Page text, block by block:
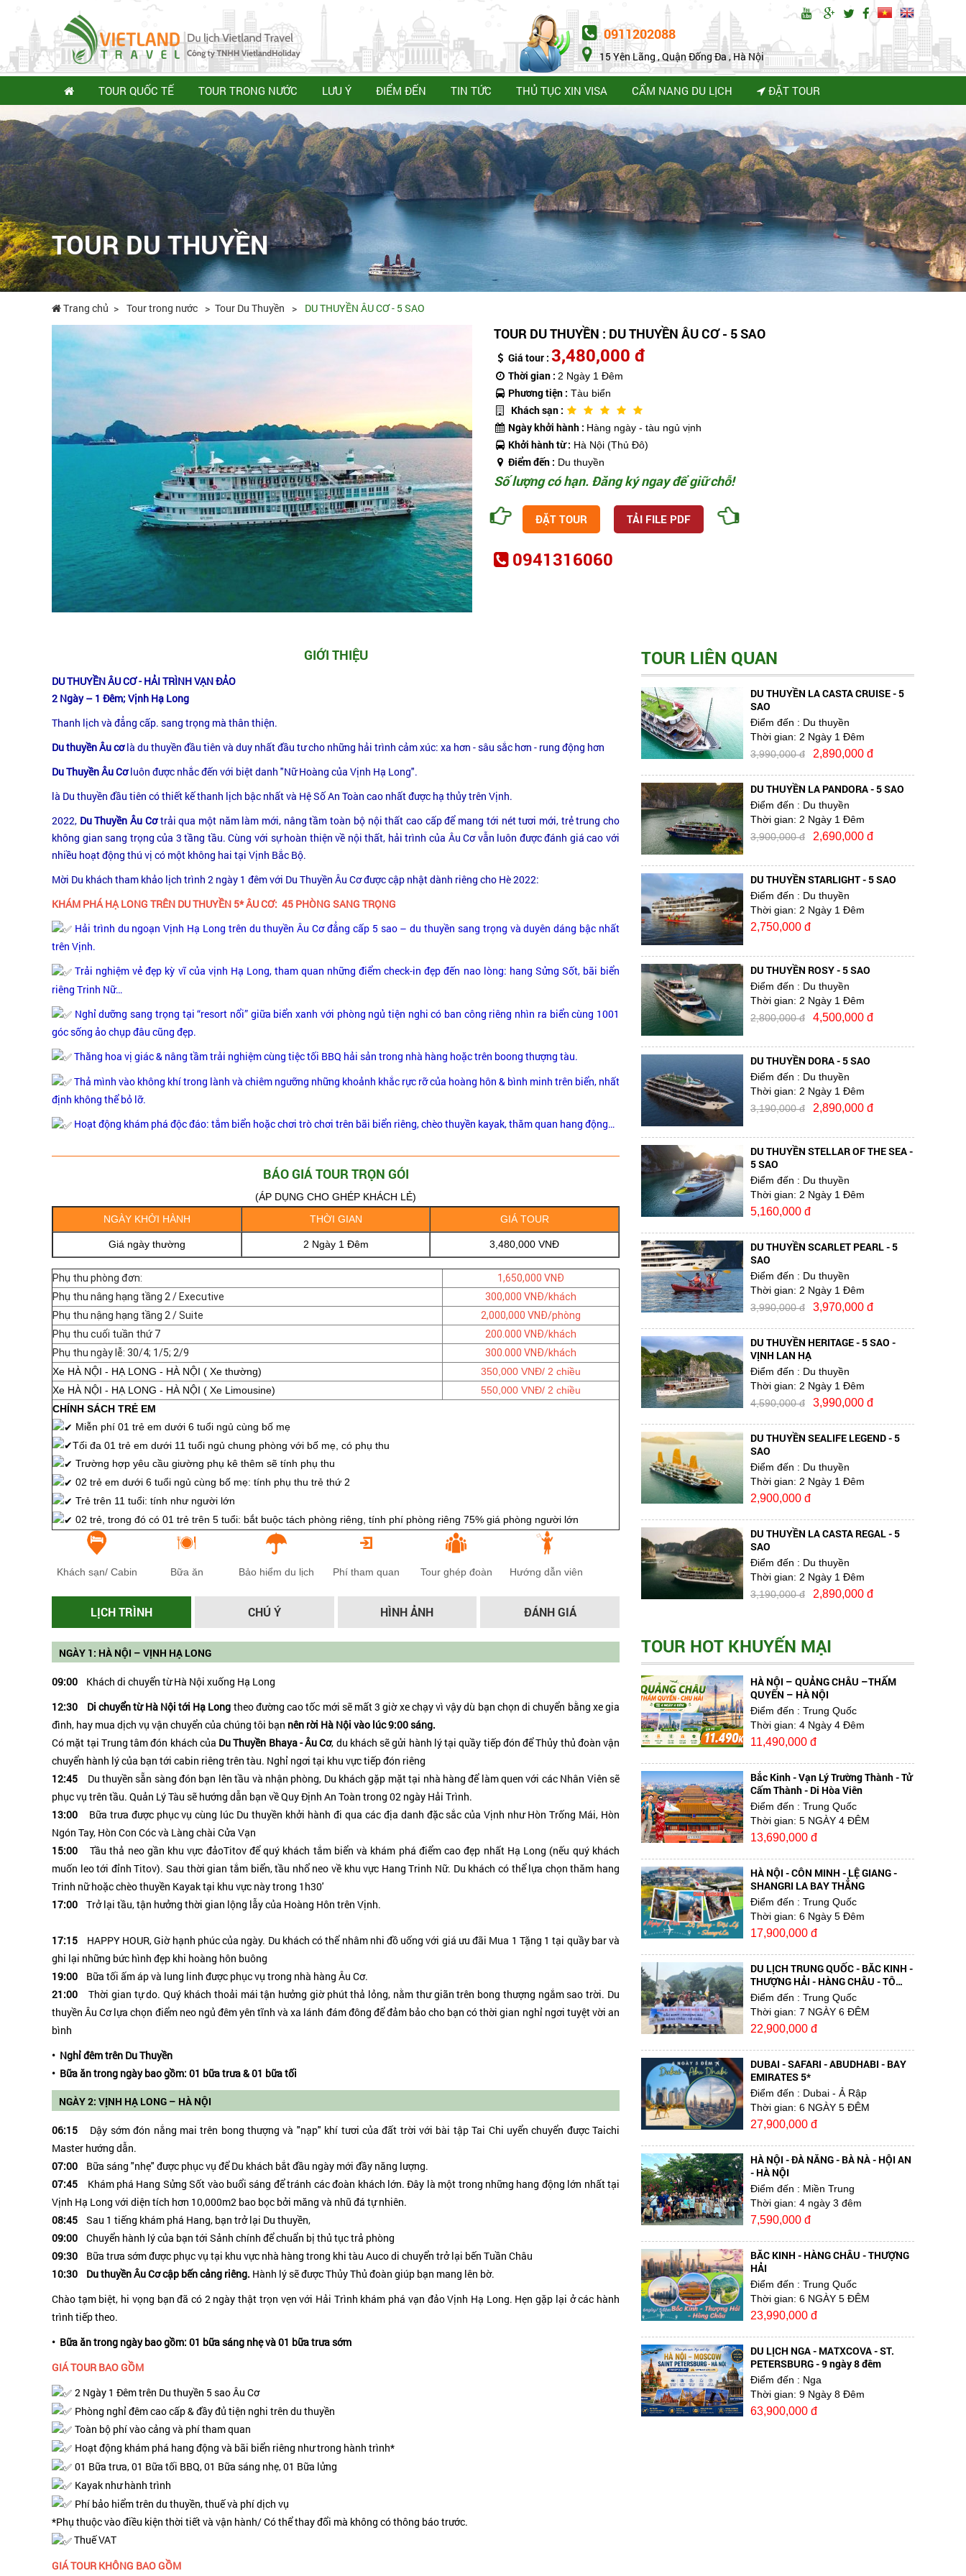
0911202088
15 Yên Lãng , Quận Đống Đa , Hà Nội
TOUR QUỐC TẾ TOUR TRONG NƯỚC LƯU Ý ĐIỂM ĐẾN TIN TỨC THỦ TỤC XIN VISA CẨM NANG DU LỊCH ĐẶT TOUR
TOUR DU THUYỀN
Trang chủ Tour trong nước Tour Du Thuyền DU THUYỀN ÂU CƠ - 5 SAO
TOUR DU THUYỀN : DU THUYỀN ÂU CƠ - 5 SAO
Giá tour : 3,480,000 đ
Thời gian : 2 Ngày 1 Đêm
Phương tiện : Tàu biển
Khách sạn :
Ngày khởi hành : Hàng ngày - tàu ngủ vịnh
Khởi hành từ : Hà Nội (Thủ Đô)
Điểm đến : Du thuyền
Số lượng có hạn. Đăng ký ngay để giữ chỗ!
ĐẶT TOUR TẢI FILE PDF
0941316060
GIỚI THIỆU
DU THUYỀN ÂU CƠ - HẢI TRÌNH VẠN ĐẢO
2 Ngày – 1 Đêm; Vịnh Hạ Long
Thanh lịch và đẳng cấp. sang trọng mà thân thiện.
Du thuyền Âu cơlà du thuyền đầu tiên và duy nhất đầu tư cho những hải trình cảm xúc: xa hơn - sâu sắc hơn - rung động hơn
Du Thuyền Âu Cơluôn được nhắc đến với biệt danh "Nữ Hoàng của Vịnh Hạ Long".
là Du thuyền đầu tiên có thiết kế thanh lịch bậc nhất và Hệ Số An Toàn cao nhất được hạ thủy trên Vịnh.
2022, Du Thuyền Âu Cơtrải qua một năm làm mới, nâng tầm toàn bộ nội thất cao cấp để mang tới nét tươi mới, trẻ trung cho
không gian sang trọng của 3 tầng tầu. Cùng với sự hoàn thiện về nội thất, hải trình của Âu Cơ vẫn luôn được đánh giá cao với
nhiều hoạt động thú vị có một không hai tại Vịnh Bắc Bộ.
Mời Du khách tham khảo lịch trình 2 ngày 1 đêm với Du Thuyền Âu Cơ được cập nhật dành riêng cho Hè 2022:
KHÁM PHÁ HẠ LONG TRÊN DU THUYỀN 5* ÂU CƠ: 45 PHÒNG SANG TRỌNG
Hải trình du ngoạn Vịnh Hạ Long trên du thuyền Âu Cơ đẳng cấp 5 sao – du thuyền sang trọng và duyên dáng bậc nhất
trên Vịnh.
Trải nghiệm vẻ đẹp kỳ vĩ của vịnh Hạ Long, tham quan những điểm check-in đẹp đến nao lòng: hang Sửng Sốt, bãi biển
riêng Trinh Nữ…
Nghỉ dưỡng sang trọng tại “resort nổi” giữa biển xanh với phòng ngủ tiện nghi có ban công riêng nhìn ra biển cùng 1001
góc sống ảo chụp đâu cũng đẹp.
Thăng hoa vị giác & nâng tầm trải nghiệm cùng tiệc tối BBQ hải sản trong nhà hàng hoặc trên boong thượng tàu.
Thả mình vào không khí trong lành và chiêm ngưỡng những khoảnh khắc rực rỡ của hoàng hôn & bình minh trên biển, nhất
định không thể bỏ lỡ.
Hoạt động khám phá độc đáo: tắm biển hoặc chơi trò chơi trên bãi biển riêng, chèo thuyền kayak, thăm quan hang động…
BÁO GIÁ TOUR TRỌN GÓI
(ÁP DỤNG CHO GHÉP KHÁCH LẺ)
NGÀY KHỞI HÀNH
THỜI GIAN GIÁ TOUR
Giá ngày thường 2 Ngày 1 Đêm 3,480,000 VNĐ
Phụ thu phòng đơn:
1,650,000 VNĐ
Phụ thu nâng hạng tầng 2 / Executive
300,000 VNĐ/khách
Phụ thu nậng hạng tầng 2 / Suite
2,000,000 VNĐ/phòng
Phụ thu cuối tuần thứ 7
200.000 VNĐ/khách
Phụ thu ngày lễ: 30/4; 1/5; 2/9
300.000 VNĐ/khách
Xe HÀ NỘI - HẠ LONG - HÀ NỘI ( Xe thường)
350,000 VNĐ/ 2 chiều
Xe HÀ NỘI - HẠ LONG - HÀ NỘI ( Xe Limousine)
550,000 VNĐ/ 2 chiều
CHÍNH SÁCH TRẺ EM
Miễn phí 01 trẻ em dưới 6 tuổi ngủ cùng bố mẹ
Tối đa 01 trẻ em dưới 11 tuổi ngủ chung phòng với bố mẹ, có phụ thu
Trường hợp yêu cầu giường phụ kê thêm sẽ tính phụ thu
02 trẻ em dưới 6 tuổi ngủ cùng bố mẹ: tính phụ thu trẻ thứ 2
Trẻ trên 11 tuổi: tính như người lớn
02 trẻ, trong đó có 01 trẻ trên 5 tuổi: bắt buộc tách phòng riêng, tính phí phòng riêng 75% giá phòng người lớn
Khách sạn/ Cabin Bữa ăn Bảo hiểm du lịch Phí tham quan Tour ghép đoàn Hướng dẫn viên
LỊCH TRÌNH CHÚ Ý HÌNH ẢNH ĐÁNH GIÁ
NGÀY 1: HÀ NỘI – VỊNH HẠ LONG
09:00 Khách di chuyển từ Hà Nội xuống Hạ Long
12:30
Di chuyển từ Hà Nội tới Hạ Long theo đường cao tốc mới sẽ mất 3 giờ xe chạy vì vậy dù bạn chọn di chuyển bằng xe gia
đình, hay mua dịch vụ vận chuyển của chúng tôi bạn nên rời Hà Nội vào lúc 9:00 sáng.
Có mặt tại Trung tâm đón khách của Du Thuyền Bhaya - Âu Cơ, du khách sẽ gửi hành lý tại quầy tiếp đón để Thủy thủ đoàn vận
chuyển hành lý của bạn tới cabin riêng trên tàu. Nghỉ ngơi tại khu vực tiếp đón riêng
12:45 Du thuyền sẵn sàng đón bạn lên tầu và nhận phòng, Du khách gặp mặt tại nhà hàng để làm quen với các Nhân Viên sẽ
phục vụ trên tầu. Quản Lý Tàu sẽ hướng dẫn bạn về Quy Định An Toàn trong 02 ngày Hải Trình.
13:00 Bữa trưa được phục vụ cùng lúc Du thuyền khởi hành đi qua các địa danh đặc sắc của Vịnh như Hòn Trống Mái, Hòn
Ngón Tay, Hòn Con Cóc và Làng chài Cửa Vạn
15:00 Tầu thả neo gần khu vực đảoTitov để quý khách tắm biển và khám phá điểm cao đẹp nhất Hạ Long (nếu quý khách
muốn leo tới đỉnh Titov). Sau thời gian tắm biển, tầu nhổ neo về khu vực Hang Trinh Nữ. Du khách có thể lựa chọn thăm hang
Trinh nữ hoặc chèo thuyền Kayak tại khu vực này trong 1h30'
17:00 Trở lại tầu, tận hưởng thời gian lộng lẫy của Hoàng Hôn trên Vịnh.
17:15 HAPPY HOUR, Giờ hạnh phúc của ngày. Du khách có thể nhâm nhi đồ uống với giá ưu đãi Mua 1 Tặng 1 tại quầy bar và
ghi lại những bức hình đẹp khi hoàng hôn buông
19:00
Bữa tối ấm áp và lung linh được phục vụ trong nhà hàng Âu Cơ.
21:00
Thời gian tự do. Quý khách thoải mái tận hưởng giờ phút thả lỏng, nằm thư giãn trên bong thượng ngắm sao trời. Du
thuyền Âu Cơ lựa chọn điểm neo ngủ đêm yên tĩnh và xa lánh đám đông để đảm bảo cho bạn có thời gian nghỉ ngơi tuyệt vời an
bình
• Nghỉ đêm trên Du Thuyền
• Bữa ăn trong ngày bao gồm: 01 bữa trưa & 01 bữa tối
NGÀY 2: VỊNH HẠ LONG – HÀ NỘI
06:15
Dậy sớm đón nắng mai trên bong thượng và "nạp" khí tươi của đất trời với bài tập Tai Chi uyển chuyển được Taichi
Master hướng dẫn.
07:00 Bữa sáng "nhẹ" được phục vụ để Du khách bắt đầu ngày mới đầy năng lượng.
07:45 Khám phá Hang Sửng Sốt vào buổi sáng để tránh các đoàn khách lớn. Đây là một trong những hang động lớn nhất tại
Vịnh Hạ Long với diện tích hơn 10,000m2 bao bọc bởi măng và nhũ đá tự nhiên.
08:45
Sau 1 tiếng khám phá Hang, bạn trở lại Du thuyền,
09:00 Chuyển hành lý của bạn tới Sảnh chính để chuẩn bị thủ tục trả phòng
09:30 Bữa trưa sớm được phục vụ tại khu vực nhà hàng trong khi tàu Auco di chuyển trở lại bến Tuần Châu
10:30
Du thuyền Âu Cơ cập bến cảng riêng. Hành lý sẽ được Thủy Thủ đoàn giúp bạn mang lên bờ.
Chào tạm biệt, hi vọng bạn đã có 2 ngày thật trọn vẹn với Hải Trình khám phá vạn đảo Vịnh Hạ Long. Hẹn gặp lại ở các hành
trình tiếp theo.
• Bữa ăn trong ngày bao gồm: 01 bữa sáng nhẹ và 01 bữa trưa sớm
GIÁ TOUR BAO GỒM
2 Ngày 1 Đêm trên Du thuyền 5 sao Âu Cơ
Phòng nghỉ đêm cao cấp & đầy đủ tiện nghi trên du thuyền
Toàn bộ phí vào cảng và phí tham quan
Hoạt động khám phá hang động và bãi biển riêng như trong hành trình*
01 Bữa trưa, 01 Bữa tối BBQ, 01 Bữa sáng nhẹ, 01 Bữa lửng
Kayak như hành trình
Phí bảo hiểm trên du thuyền, thuế và phí dịch vụ
*Phụ thuộc vào điều kiện thời tiết và vận hành/ Có thể thay đổi mà không có thông báo trước.
Thuế VAT
GIÁ TOUR KHÔNG BAO GỒM
TOUR LIÊN QUAN
DU THUYỀN LA CASTA CRUISE - 5
SAO
Điểm đến : Du thuyền
Thời gian: 2 Ngày 1 Đêm
3,990,000 đ
2,890,000 đ
DU THUYỀN LA PANDORA - 5 SAO
Điểm đến : Du thuyền
Thời gian: 2 Ngày 1 Đêm
3,900,000 đ
2,690,000 đ
DU THUYỀN STARLIGHT - 5 SAO
Điểm đến : Du thuyền
Thời gian: 2 Ngày 1 Đêm
2,750,000 đ
DU THUYỀN ROSY - 5 SAO
Điểm đến : Du thuyền
Thời gian: 2 Ngày 1 Đêm
2,800,000 đ
4,500,000 đ
DU THUYỀN DORA - 5 SAO
Điểm đến : Du thuyền
Thời gian: 2 Ngày 1 Đêm
3,190,000 đ
2,890,000 đ
DU THUYỀN STELLAR OF THE SEA -
5 SAO
Điểm đến : Du thuyền
Thời gian: 2 Ngày 1 Đêm
5,160,000 đ
DU THUYỀN SCARLET PEARL - 5
SAO
Điểm đến : Du thuyền
Thời gian: 2 Ngày 1 Đêm
3,990,000 đ
3,970,000 đ
DU THUYỀN HERITAGE - 5 SAO -
VỊNH LAN HẠ
Điểm đến : Du thuyền
Thời gian: 2 Ngày 1 Đêm
4,590,000 đ
3,990,000 đ
DU THUYỀN SEALIFE LEGEND - 5
SAO
Điểm đến : Du thuyền
Thời gian: 2 Ngày 1 Đêm
2,900,000 đ
DU THUYỀN LA CASTA REGAL - 5
SAO
Điểm đến : Du thuyền
Thời gian: 2 Ngày 1 Đêm
3,190,000 đ
2,890,000 đ
TOUR HOT KHUYẾN MẠI
HÀ NỘI – QUẢNG CHÂU –THẨM
QUYẾN – HÀ NỘI
Điểm đến : Trung Quốc
Thời gian: 4 Ngày 4 Đêm
11,490,000 đ
Bắc Kinh - Vạn Lý Trường Thành - Tử
Cấm Thành - Di Hòa Viên
Điểm đến : Trung Quốc
Thời gian: 5 NGÀY 4 ĐÊM
13,690,000 đ
HÀ NỘI - CÔN MINH - LỆ GIANG -
SHANGRI LA BAY THẲNG
Điểm đến : Trung Quốc
Thời gian: 6 Ngày 5 Đêm
17,900,000 đ
DU LỊCH TRUNG QUỐC - BẮC KINH -
THƯỢNG HẢI - HÀNG CHÂU - TÔ
CHÂU
Điểm đến : Trung Quốc
Thời gian: 7 NGÀY 6 ĐÊM
22,900,000 đ
DUBAI - SAFARI - ABUDHABI - BAY
EMIRATES 5*
Điểm đến : Dubai - Ả Rập
Thời gian: 6 NGÀY 5 ĐÊM
27,900,000 đ
HÀ NỘI - ĐÀ NẴNG - BÀ NÀ - HỘI AN
- HÀ NỘI
Điểm đến : Miền Trung
Thời gian: 4 ngày 3 đêm
7,590,000 đ
BẮC KINH - HÀNG CHÂU - THƯỢNG
HẢI
Điểm đến : Trung Quốc
Thời gian: 6 NGÀY 5 ĐÊM
23,990,000 đ
DU LỊCH NGA - MATXCOVA - ST.
PETERSBURG - 9 ngày 8 đêm
Điểm đến : Nga
Thời gian: 9 Ngày 8 Đêm
63,900,000 đ